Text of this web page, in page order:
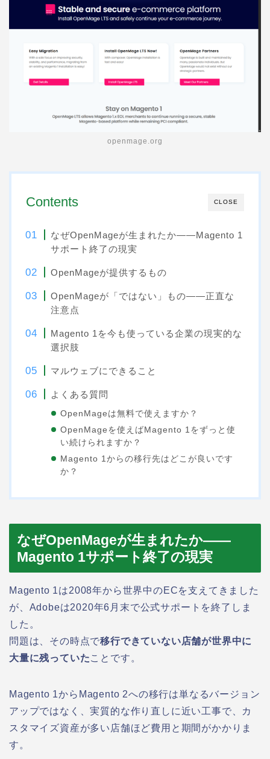
openmage.org
CLOSE
Contents
なぜOpenMageが生まれたか——Magento 1
サポート終了の現実
OpenMageが提供するもの
OpenMageが「ではない」もの——正直な
注意点
Magento 1を今も使っている企業の現実的な
選択肢
マルウェブにできること
よくある質問
OpenMageは無料で使えますか？
OpenMageを使えばMagento 1をずっと使
い続けられますか？
Magento 1からの移行先はどこが良いです
か？
なぜOpenMageが生まれたか——
Magento 1サポート終了の現実
Magento 1は2008年から世界中のECを支えてきました
が、Adobeは2020年6月末で公式サポートを終了しま
した。
問題は、その時点で移行できていない店舗が世界中に
大量に残っていたことです。
Magento 1からMagento 2への移行は単なるバージョン
アップではなく、実質的な作り直しに近い工事で、カ
スタマイズ資産が多い店舗ほど費用と期間がかかりま
す。